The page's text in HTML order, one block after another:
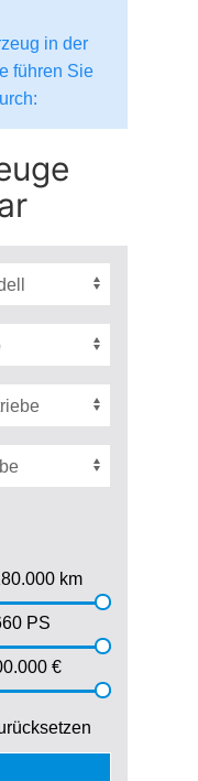
in der
führen Sie
km
PS
€